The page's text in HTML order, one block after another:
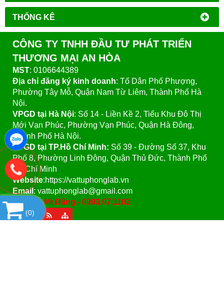
THỐNG KÊ
CÔNG TY TNHH ĐẦU TƯ PHÁT TRIỂN
THƯƠNG MẠI AN HÒA
MST: 0106644389
Địa chỉ đăng ký kinh doanh: Tổ Dân Phố Phượng,
Phường Tây Mỗ, Quận Nam Từ Liêm, Thành Phố Hà
Nội.
VPGD tại Hà Nội: Số 14 - Liền Kề 2, Tiểu Khu Đô Thị
Mới Vạn Phúc, Phường Vạn Phúc, Quận Hà Đông,
Thành Phố Hà Nội.
VPGD tại TP.Hồ Chí Minh: Số 39 - Đường Số 37, Khu
Phố 8, Phường Linh Đông, Quận Thủ Đức, Thành Phố
Hồ Chí Minh
Website:https://vattuphonglab.vn
Email: vattuphonglab@gmail.com
Hotline: Mr.Đăng - 0903.07.1102
(0)